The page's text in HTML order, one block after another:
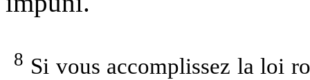
8 Si vous accomplissez la loi